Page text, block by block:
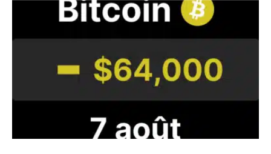
Bitcoin stagne à 64 000 dollars pendant que les